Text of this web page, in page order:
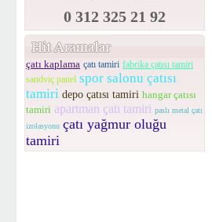
0 312 325 21 92
çatı kaplama çatı tamiri fabrika çatısı tamiri
sandviç panel spor salonu çatısı
tamiri depo çatısı tamiri hangar çatısı
tamiri apartman çatı tamiri paslı metal çatı
izolasyonu çatı yağmur oluğu
tamiri